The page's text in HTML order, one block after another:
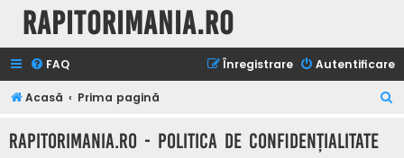
Rapitorimania.ro
FAQ Autentificare
Înregistrare
Acasă Prima pagină
Rapitorimania.ro - Politica de confidenţialitate